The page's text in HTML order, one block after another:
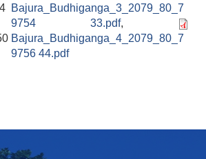
Bajura_Budhiganga_3_2079_80_7
9754 33.pdf,
Bajura_Budhiganga_4_2079_80_7
9756 44.pdf